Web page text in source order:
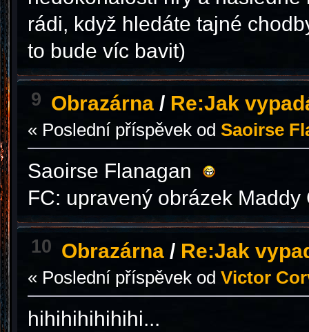
rádi, když hledáte tajné
to bude víc bavit)
9 Obrazárna / Re:Jak
« Poslední příspěvek od Saoirse
Saoirse Flanagan
FC: upravený obrázek Maddy
10 Obrazárna / Re:Jak
« Poslední příspěvek od Victor
hihihihihihihi...